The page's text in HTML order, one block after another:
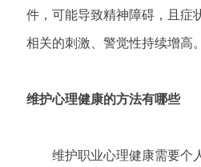
件，可能导致精神障碍，且症
相关的刺激、警觉性持续增高。
维护心理健康的方法有哪些
维护职业心理健康需要个人